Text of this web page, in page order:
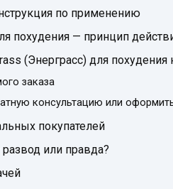
по применению
похудения — принцип
(Энерграсс) для
заказа
консультацию или
покупателей
или правда?